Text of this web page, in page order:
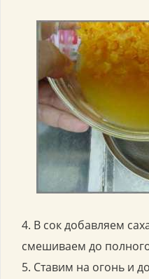
4. В сок добавляем
смешиваем до
5. Ставим на огонь и